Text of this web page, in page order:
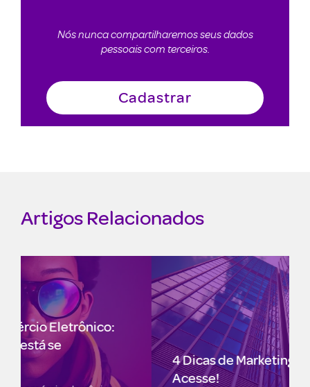
Nós nunca compartilharemos seus dados
pessoais com terceiros.
Artigos Relacionados
4 Dicas de Marketing para B2B!
Acesse!